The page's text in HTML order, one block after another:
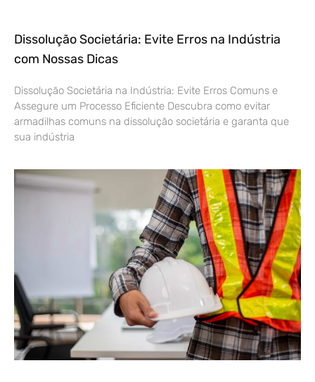
Dissolução Societária: Evite Erros na Indústria
com Nossas Dicas
Dissolução Societária na Indústria: Evite Erros Comuns e
Assegure um Processo Eficiente Descubra como evitar
armadilhas comuns na dissolução societária e garanta que
sua indústria